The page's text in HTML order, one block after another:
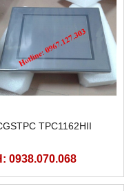
TPC1162HII
0938.070.068